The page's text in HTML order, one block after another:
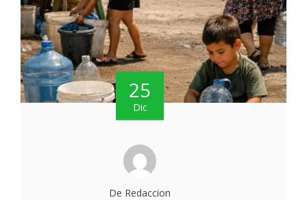
25
Dic
De Redaccion